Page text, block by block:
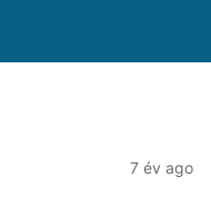
7 év ago